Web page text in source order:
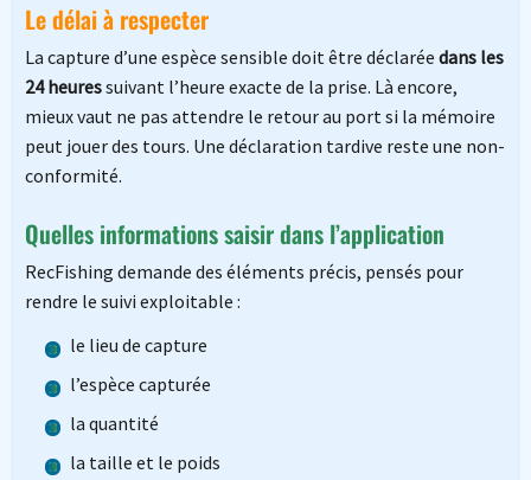
Le délai à respecter
La capture d’une espèce sensible doit être déclarée dans les
24 heuressuivant l’heure exacte de la prise. Là encore,
mieux vaut ne pas attendre le retour au port si la mémoire
peut jouer des tours. Une déclaration tardive reste une non-
conformité.
Quelles informations saisir dans l’application
RecFishing demande des éléments précis, pensés pour
rendre le suivi exploitable :
le lieu de capture
l’espèce capturée
la quantité
la taille et le poids